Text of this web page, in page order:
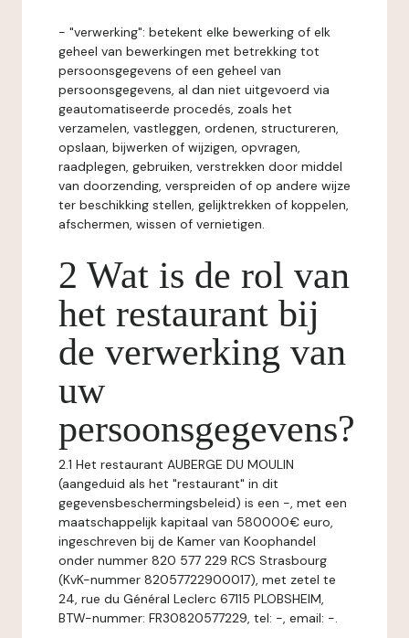
- "verwerking": betekent elke bewerking of elk
geheel van bewerkingen met betrekking tot
persoonsgegevens of een geheel van
persoonsgegevens, al dan niet uitgevoerd via
geautomatiseerde procedés, zoals het
verzamelen, vastleggen, ordenen, structureren,
opslaan, bijwerken of wijzigen, opvragen,
raadplegen, gebruiken, verstrekken door middel
van doorzending, verspreiden of op andere wijze
ter beschikking stellen, gelijktrekken of koppelen,
afschermen, wissen of vernietigen.
2 Wat is de rol van
het restaurant bij
de verwerking van
uw
persoonsgegevens?
2.1 Het restaurant AUBERGE DU MOULIN
(aangeduid als het "restaurant" in dit
gegevensbeschermingsbeleid) is een -, met een
maatschappelijk kapitaal van 580000€ euro,
ingeschreven bij de Kamer van Koophandel
onder nummer 820 577 229 RCS Strasbourg
(KvK-nummer 82057722900017), met zetel te
24, rue du Général Leclerc 67115 PLOBSHEIM,
BTW-nummer: FR30820577229, tel: -, email: -.